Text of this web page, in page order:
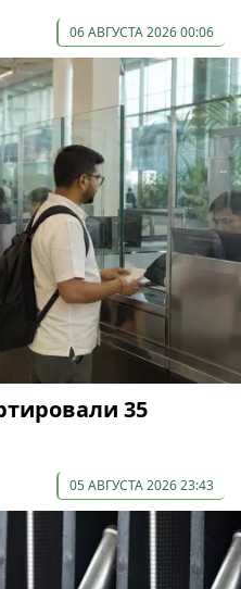
06 АВГУСТА 2026 00:06
35
05 АВГУСТА 2026 23:43